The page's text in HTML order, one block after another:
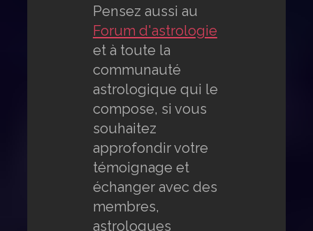
Pensez aussi au
Forum d'astrologie
et à toute la
communauté
astrologique qui le
compose, si vous
souhaitez
approfondir votre
témoignage et
échanger avec des
membres,
astrologues